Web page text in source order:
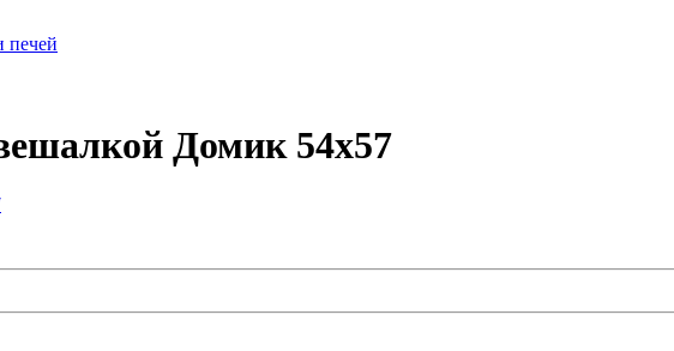
печей
Домик 54х57